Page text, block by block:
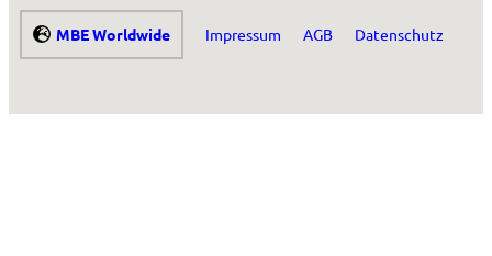
MBE Worldwide Impressum AGB Datenschutz